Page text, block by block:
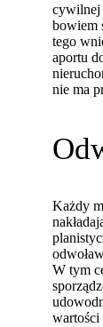
cywilnej
bowiem
tego
aportu
nie ma
Każdy
W tym
wartości